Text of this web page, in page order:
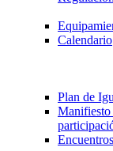
Calendario
Plan de